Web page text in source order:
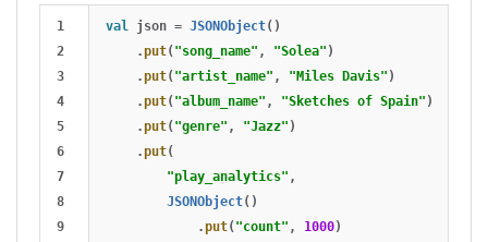
1
2
3
4
5
6
7
8
9
val json = JSONObject()
.put( "song_name" , "Solea" )
.put( "artist_name" , "Miles Davis" )
.put( "album_name" , "Sketches of Spain" )
.put( "genre" , "Jazz" )
.put(
"play_analytics" ,
JSONObject()
.put( "count" , 1000)